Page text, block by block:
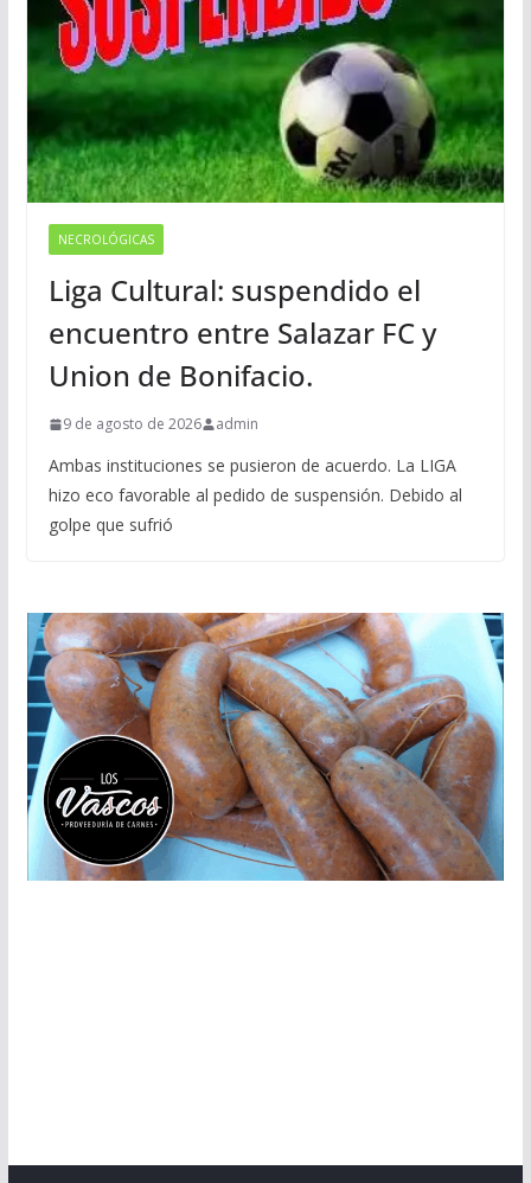
NECROLÓGICAS
Liga Cultural: suspendido el
encuentro entre Salazar FC y
Union de Bonifacio.
9 de agosto de 2026 admin
Ambas instituciones se pusieron de acuerdo. La LIGA
hizo eco favorable al pedido de suspensión. Debido al
golpe que sufrió